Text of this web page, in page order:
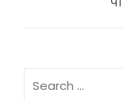
for: